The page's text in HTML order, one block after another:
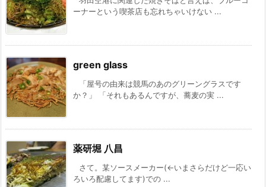
ーナーという喫茶店も忘れちゃいけない ...
green glass
「屋号の由来は競馬のあのグリーングラスです
か？」 「それもあるんですが、蕎麦の実 ...
薬研堀 八昌
さて。某ソースメーカー(←いまさらだけど一応い
ろいろ配慮してます)での ...